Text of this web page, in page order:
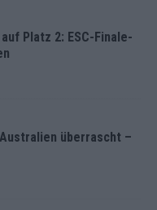
Platz 2: ESC-Finale-
überrascht –